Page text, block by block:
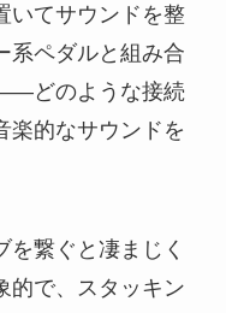
いてサウンドを整
系ペダルと組み合
どのような接続
楽的なサウンドを
を繋ぐと凄まじく
的で、スタッキン